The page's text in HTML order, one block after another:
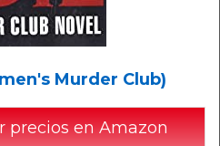
Murder Club)
precios en Amazon